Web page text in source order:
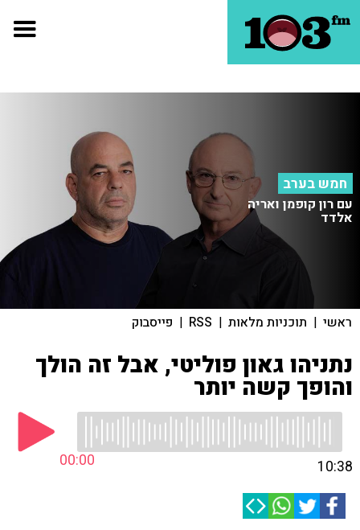
חמש בערב
עם רון קופמן ואריה
אלדד
ראשי | תוכניות מלאות |
RSS
| פייסבוק
נתניהו גאון פוליטי, אבל זה הולך
והופך קשה יותר
00:00 10:38